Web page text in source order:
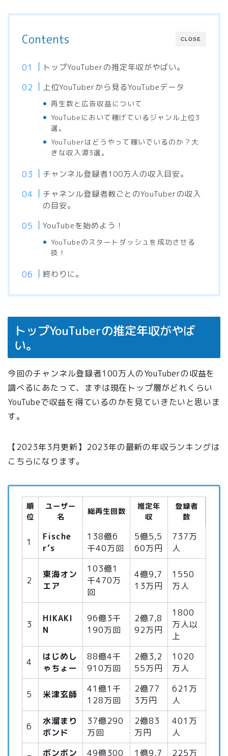
CLOSE
Contents
トップYouTuberの推定年収がやばい。
上位YouTuberから見るYouTubeデータ
再生数と広告収益について
YouTubeにおいて稼げているジャンル上位3
選。
YouTuberはどうやって稼いでいるのか？大
きな収入源3選。
チャンネル登録者100万人の収入目安。
チャネンル登録者数ごとのYouTuberの収入
の目安。
YouTubeを始めよう！
YouTubeのスタートダッシュを成功させる
技！
終わりに。
トップYouTuberの推定年収がやば
い。
今回のチャンネル登録者100万人のYouTuberの収益を
調べるにあたって、まずは現在トップ層がどれくらい
YouTubeで収益を得ているのかを見ていきたいと思いま
す。
【2023年3月更新】2023年の最新の年収ランキングは
こちらになります。
順
位
ユーザー
名
総再生回数
推定年
収
登録者
数
1
Fische
r’s
138億6
千40万回
5億5,5
60万円
737万
人
2
東海オン
エア
103億1
千470万
回
4億9,7
13万円
1550
万人
3
HIKAKI
N
96億3千
190万回
2億7,8
92万円
1800
万人以
上
4
はじめし
ゃちょー
88億4千
910万回
2億3,2
55万円
1020
万人
5 米津玄師
41億1千
128万回
2億77
3万円
621万
人
6
水溜まり
ボンド
37億290
万回
2億83
万円
401万
人
ボンボン 49億300 1億9,7 225万